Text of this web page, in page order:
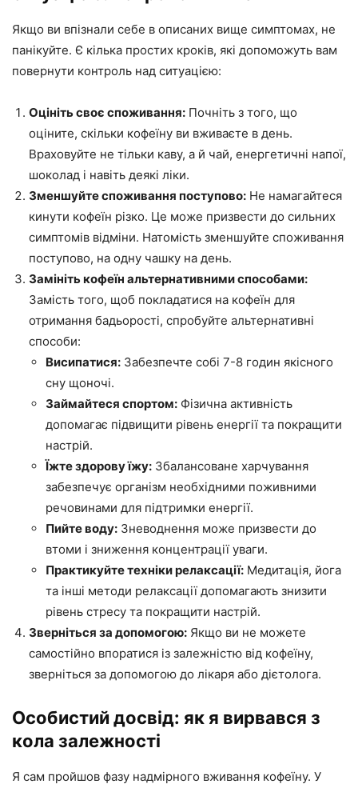
Якщо ви впізнали себе в описаних вище симптомах, не
панікуйте. Є кілька простих кроків, які допоможуть вам
повернути контроль над ситуацією:
Оцініть своє споживання: Почніть з того, що
оціните, скільки кофеїну ви вживаєте в день.
Враховуйте не тільки каву, а й чай, енергетичні напої,
шоколад і навіть деякі ліки.
Зменшуйте споживання поступово: Не намагайтеся
кинути кофеїн різко. Це може призвести до сильних
симптомів відміни. Натомість зменшуйте споживання
поступово, на одну чашку на день.
Замініть кофеїн альтернативними способами:
Замість того, щоб покладатися на кофеїн для
отримання бадьорості, спробуйте альтернативні
способи:
Висипатися: Забезпечте собі 7-8 годин якісного
сну щоночі.
Займайтеся спортом: Фізична активність
допомагає підвищити рівень енергії та покращити
настрій.
Їжте здорову їжу: Збалансоване харчування
забезпечує організм необхідними поживними
речовинами для підтримки енергії.
Пийте воду: Зневоднення може призвести до
втоми і зниження концентрації уваги.
Практикуйте техніки релаксації: Медитація, йога
та інші методи релаксації допомагають знизити
рівень стресу та покращити настрій.
Зверніться за допомогою: Якщо ви не можете
самостійно впоратися із залежністю від кофеїну,
зверніться за допомогою до лікаря або дієтолога.
Особистий досвід: як я вирвався з
кола залежності
Я сам пройшов фазу надмірного вживання кофеїну. У